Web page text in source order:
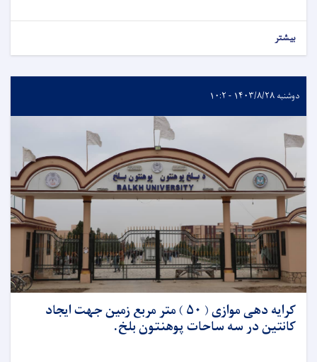
بیشتر
دوشنبه ۱۴۰۳/۸/۲۸ - ۱۰:۲
کرایه دهی موازی ( ۵۰ ) متر مربع زمین جهت ایجاد
کانتین در سه ساحات پوهنتون بلخ.